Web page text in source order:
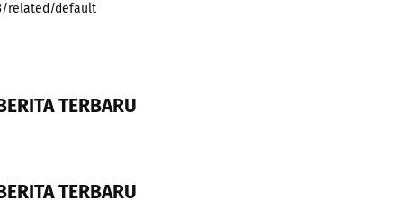
related/default
TERBARU
TERBARU